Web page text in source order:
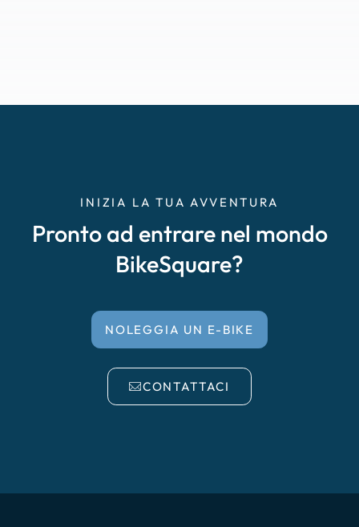
INIZIA LA TUA AVVENTURA
Pronto ad entrare nel mondo
BikeSquare?
NOLEGGIA UN E-BIKE
CONTATTACI